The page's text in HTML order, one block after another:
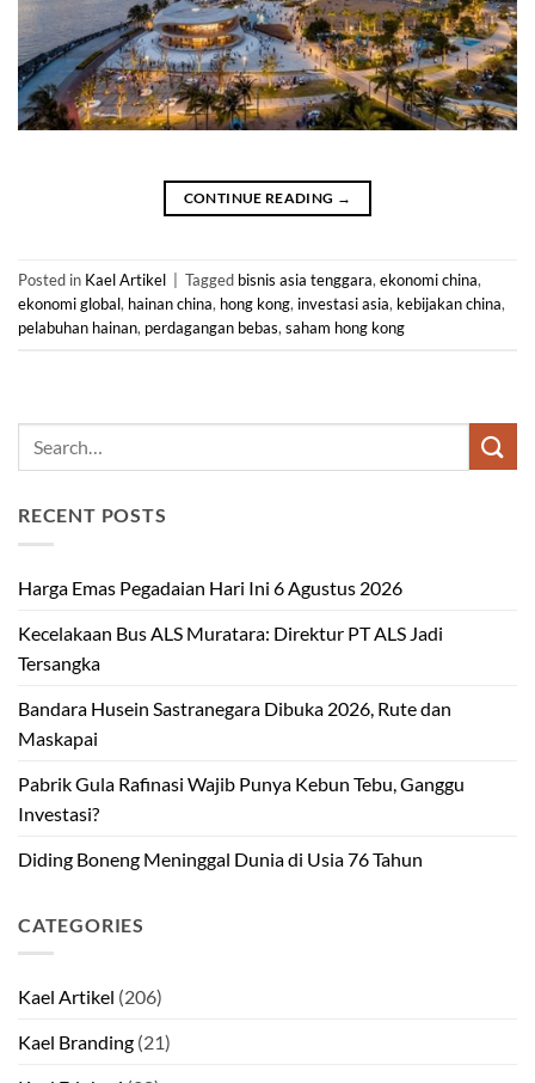
CONTINUE READING →
Posted in Kael Artikel Tagged bisnis asia tenggara,ekonomi china,
ekonomi global, hainan china, hong kong, investasi asia, kebijakan china,
pelabuhan hainan, perdagangan bebas,saham hong kong
RECENT POSTS
Harga Emas Pegadaian Hari Ini 6 Agustus 2026
Kecelakaan Bus ALS Muratara: Direktur PT ALS Jadi
Tersangka
Bandara Husein Sastranegara Dibuka 2026, Rute dan
Maskapai
Pabrik Gula Rafinasi Wajib Punya Kebun Tebu, Ganggu
Investasi?
Diding Boneng Meninggal Dunia di Usia 76 Tahun
CATEGORIES
Kael Artikel (206)
Kael Branding (21)